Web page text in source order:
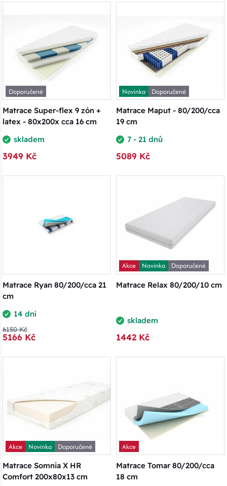
Doporučené
Matrace Super-flex 9 zón +
latex - 80x200x cca 16 cm
skladem
3949 Kč
Novinka
Doporučené
Matrace Maput - 80/200/cca
19 cm
7 - 21 dnů
5089 Kč
Matrace Ryan 80/200/cca 21
cm
14 dní
6150 Kč
5166 Kč
Akce Novinka
Doporučené
Matrace Relax 80/200/10 cm
skladem
1442 Kč
Akce Novinka
Doporučené
Matrace Somnia X HR
Comfort 200x80x13 cm
Akce
Matrace Tomar 80/200/cca
18 cm